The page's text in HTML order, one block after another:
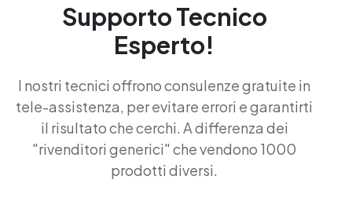
Supporto Tecnico
Esperto!
I nostri tecnici offrono consulenze gratuite in
tele-assistenza, per evitare errori e garantirti
il risultato che cerchi. A differenza dei
"rivenditori generici" che vendono 1000
prodotti diversi.